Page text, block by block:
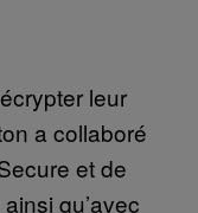
leur
a collaboré
et de
qu’avec